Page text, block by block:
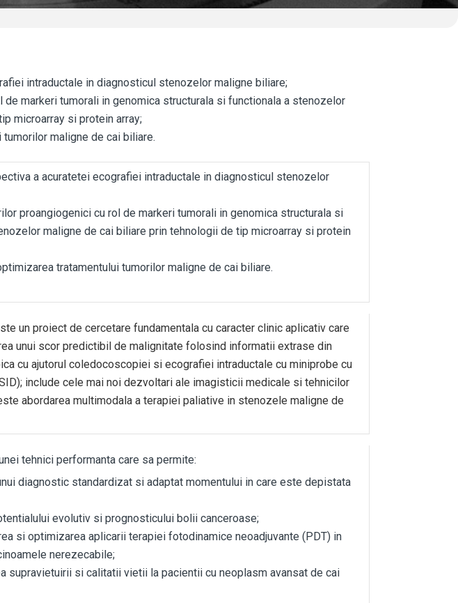
intraductale in diagnosticul stenozelor maligne biliare;
markeri tumorali in genomica structurala si functionala a stenozelor
microarray si protein array;
maligne de cai biliare.
a acuratetei ecografiei intraductale in diagnosticul stenozelor
proangiogenici cu rol de markeri tumorali in genomica structurala si
maligne de cai biliare prin tehnologii de tip microarray si protein
tratamentului tumorilor maligne de cai biliare.
proiect de cercetare fundamentala cu caracter clinic aplicativ care
unui scor predictibil de malignitate folosind informatii extrase din
cu ajutorul coledocoscopiei si ecografiei intraductale cu miniprobe cu
include cele mai noi dezvoltari ale imagisticii medicale si tehnicilor
abordarea multimodala a terapiei paliative in stenozele maligne de
tehnici performanta care sa permite:
diagnostic standardizat si adaptat momentului in care este depistata
evolutiv si prognosticului bolii canceroase;
si optimizarea aplicarii terapiei fotodinamice neoadjuvante (PDT) in
nerezecabile;
supravietuirii si calitatii vietii la pacientii cu neoplasm avansat de cai